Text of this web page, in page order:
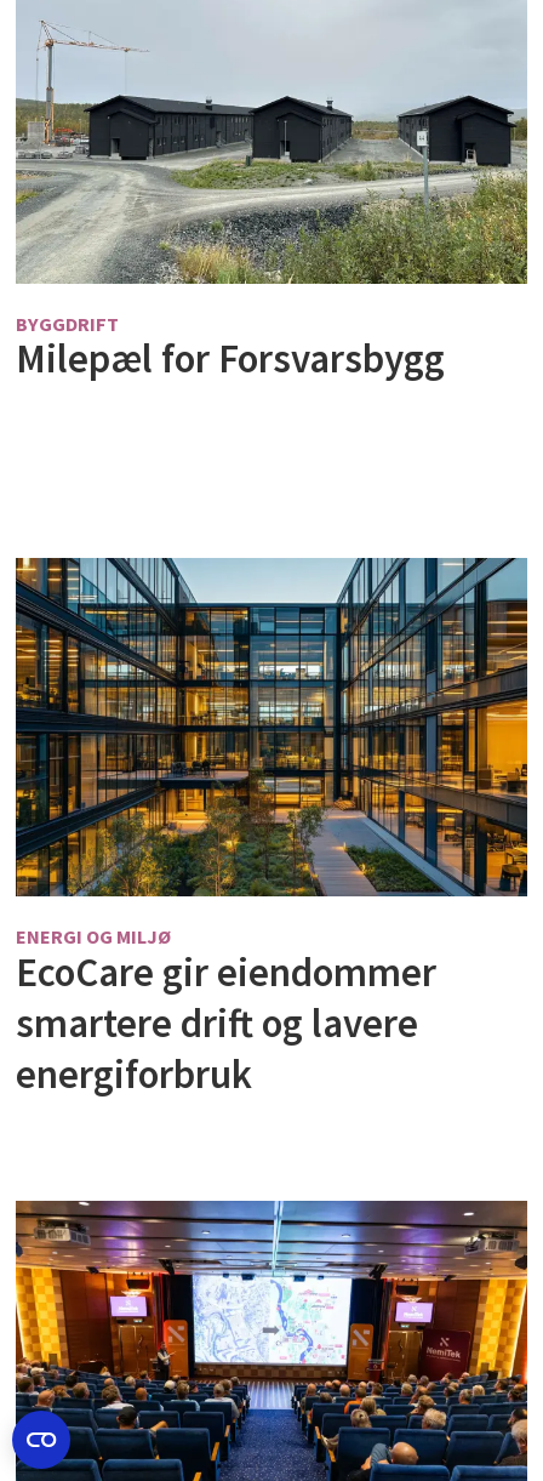
BYGGDRIFT
Milepæl for Forsvarsbygg
ENERGI OG MILJØ
EcoCare gir eiendommer
smartere drift og lavere
energiforbruk